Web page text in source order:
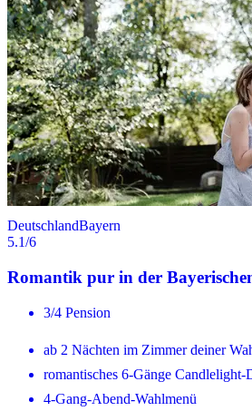
DeutschlandBayern
5.1/6
Romantik pur in der
3/4 Pension
ab 2 Nächten im Zimmer deiner
romantisches 6-Gänge Candlelight-
4-Gang-Abend-Wahlmenü